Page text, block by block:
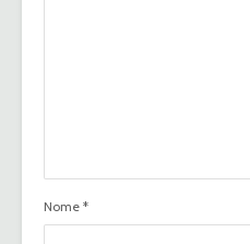
Nome *